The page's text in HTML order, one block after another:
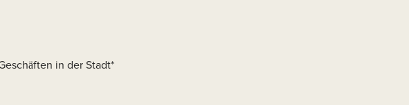
in der Stadt*